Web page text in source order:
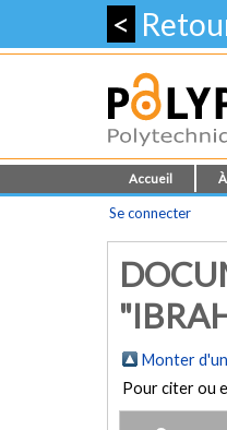
<
Accueil
Se connecter
Monter
Pour citer ou